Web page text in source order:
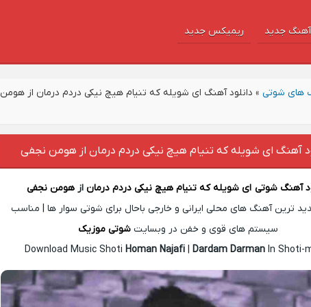
آهنگ‌ جدید ریمیکس جدید
های شوتی » دانلود آهنگ ای شویله که تنیام هیچ نیکی دردم درمان از هومن
آهنگ ای شویله که تنیام هیچ نیکی دردم درمان از هومن نجفی
آهنگ شوتی ای شویله که تنیام هیچ نیکی دردم درماناز هومن نجفی
ترین آهنگ های محلی ایرانی و خارجی باحال برای شوتی سوار ها | مناسب
سیستم های قوی و خفن در وبسایتشوتی موزیک
Download Music Shoti Homan Najafi| Dardam DarmanIn Shoti-